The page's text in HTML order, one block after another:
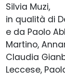
Silvia Muzi,
in qualità di
e da Paolo
Martino,
Claudia
Leccese,